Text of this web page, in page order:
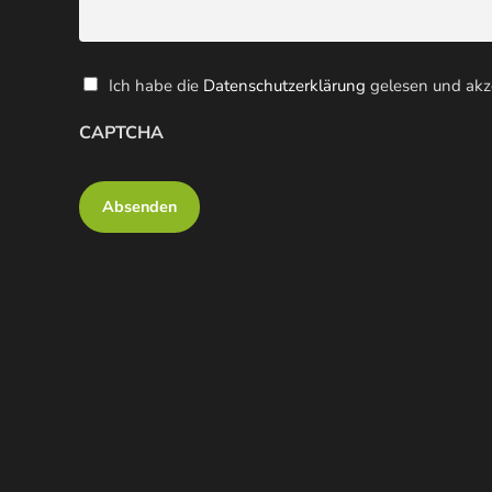
Datenschutz
Ich habe die Datenschutzerklärung gelesen und
CAPTCHA